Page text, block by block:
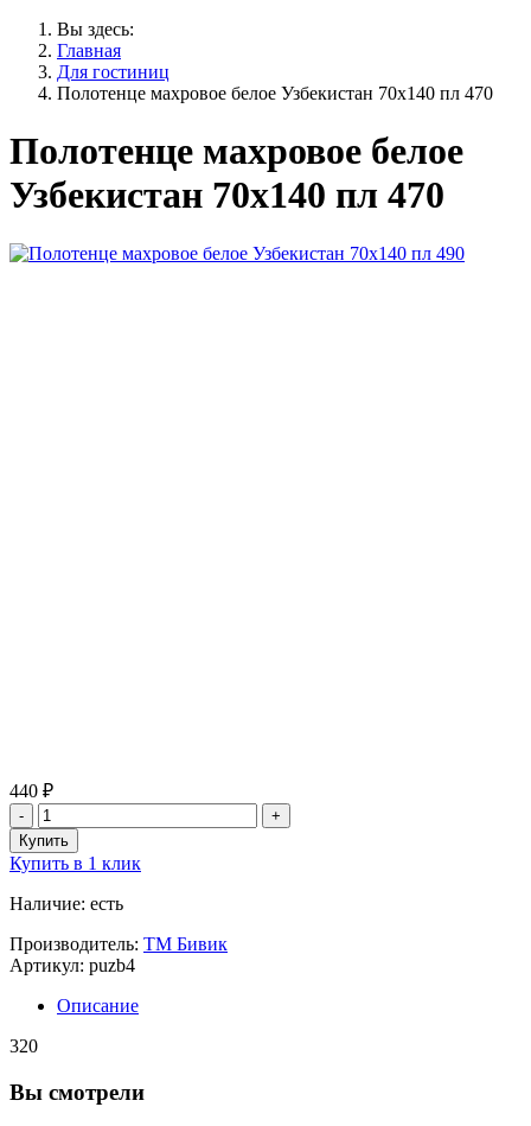
Вы здесь:
Главная
Для гостиниц
Полотенце махровое белое Узбекистан 70х140 пл 470
Полотенце махровое белое
Узбекистан 70х140 пл 470
440 ₽
Купить в 1 клик
Наличие: есть
Производитель: ТМ Бивик
Артикул: puzb4
Описание
320
Вы смотрели